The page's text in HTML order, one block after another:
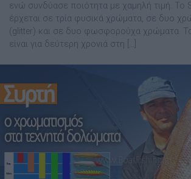
ενώ συνδύασε ποιότητα µε χαµηλή τιµή. Το
έρχεται σε τρία φυσικά χρώµατα, σε δυο
(glitter) και σε δυο φωσφορούχα χρώµατα.
είναι για δεύτερη χρονιά στη […]